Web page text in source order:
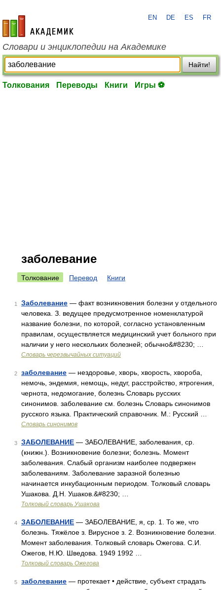
academic.ru
EN DE ES FR
Словари и энциклопедии на Академике
Найти!
Толкования Переводы Книги Игры ⚽
заболевание
Толкование Перевод Книги
1 Заболевание — факт возникновения болезни у отдельного
человека. З. ведущее предусмотренное номенклатурой
название болезни, по которой, согласно установленным
правилам, осуществляется медицинский учет больного при
наличии у него нескольких болезней; обычно&#8230; …
Словарь черезвычайных ситуаций
2 заболевание — нездоровье, хворь, хворость, хвороба,
немочь, эндемия, немощь, недуг, расстройство, ятрогения,
чернота, недомогание, болезнь Словарь русских
синонимов. заболевание см. болезнь Словарь синонимов
русского языка. Практический справочник. М.: Русский …
Словарь синонимов
3 ЗАБОЛЕВАНИЕ — ЗАБОЛЕВАНИЕ, заболевания, ср.
(книжн.). Возникновение болезни; болезнь. Момент
заболевания. Слабый организм наиболее подвержен
заболеваниям. Заболевание заразной болезнью
начинается инкубационным периодом. Толковый словарь
Ушакова. Д.Н. Ушаков.&#8230; …
Толковый словарь Ушакова
4 ЗАБОЛЕВАНИЕ — ЗАБОЛЕВАНИЕ, я, ср. 1. То же, что
болезнь. Тяжёлое з. Вирусное з. 2. Возникновение болезни.
Момент заболевания. Толковый словарь Ожегова. С.И.
Ожегов, Н.Ю. Шведова. 1949 1992 …
Толковый словарь Ожегова
5 заболевание — протекает • действие, субъект страдать